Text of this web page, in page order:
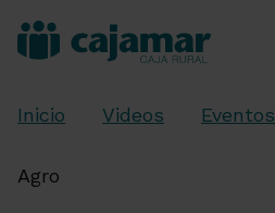
Inicio Videos Eventos
Agro